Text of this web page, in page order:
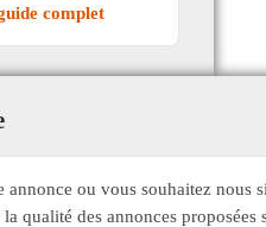
complet
annonce ou vous souhaitez
qualité des annonces proposées